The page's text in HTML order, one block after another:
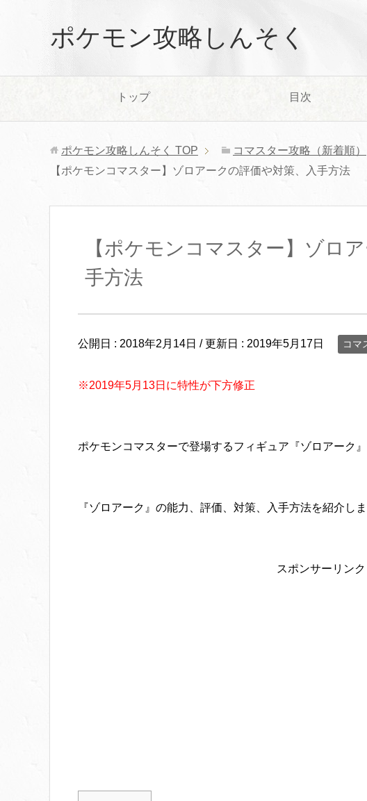
ポケモン攻略しんそく
トップ 目次
ポケモン攻略しんそく TOP コマスター攻略（新着順）
【ポケモンコマスター】ゾロアークの評価や対策、入手方法
【ポケモンコマスター】ゾロ
手方法
公開日 : 2018年2月14日 / 更新日 : 2019年5月17日 コマ
※2019年5月13日に特性が下方修正
ポケモンコマスターで登場するフィギュア『ゾロアーク
『ゾロアーク』の能力、評価、対策、入手方法を紹介しま
スポンサーリンク